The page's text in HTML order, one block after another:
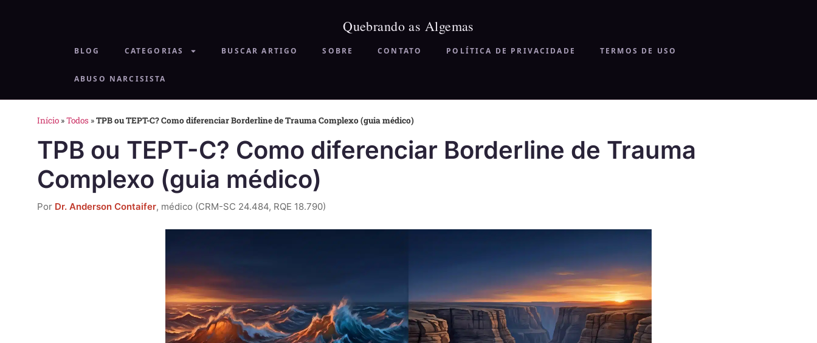
BLOG CATEGORIAS BUSCAR ARTIGO SOBRE CONTATO POLÍTICA DE PRIVACIDADE TERMOS DE USO
ABUSO NARCISISTA
Início »Todos »TPB ou TEPT-C? Como diferenciar Borderline de Trauma Complexo (guia médico)
TPB ou TEPT-C? Como diferenciar Borderline de Trauma
Complexo (guia médico)
Por Dr. Anderson Contaifer, médico (CRM-SC 24.484, RQE 18.790)